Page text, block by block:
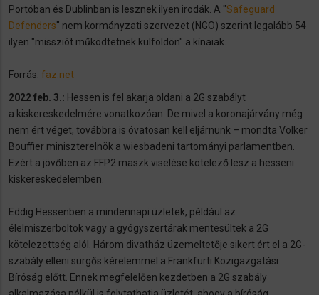
Portóban és Dublinban is lesznek ilyen irodák. A "Safeguard
Defenders" nem kormányzati szervezet (NGO) szerint legalább 54
ilyen "missziót működtetnek külföldön" a kínaiak.
Forrás: faz.net
2022 feb. 3.: Hessen is fel akarja oldani a 2G szabályt
a kiskereskedelmére vonatkozóan. De mivel a koronajárvány még
nem ért véget, továbbra is óvatosan kell eljárnunk – mondta Volker
Bouffier miniszterelnök a wiesbadeni tartományi parlamentben.
Ezért a jövőben az FFP2 maszk viselése kötelező lesz a hesseni
kiskereskedelemben.
Eddig Hessenben a mindennapi üzletek, például az
élelmiszerboltok vagy a gyógyszertárak mentesültek a 2G
kötelezettség alól. Három divatház üzemeltetője sikert ért el a 2G-
szabály elleni sürgős kérelemmel a Frankfurti Közigazgatási
Bíróság előtt. Ennek megfelelően kezdetben a 2G szabály